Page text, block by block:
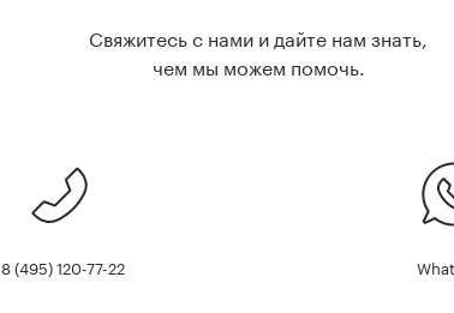
Свяжитесь с нами и дайте нам знать,
чем мы можем помочь.
8 (495) 120-77-22